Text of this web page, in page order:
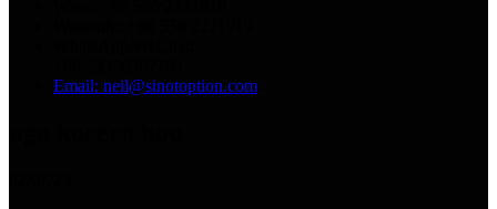
Email: neil@sinotoption.com